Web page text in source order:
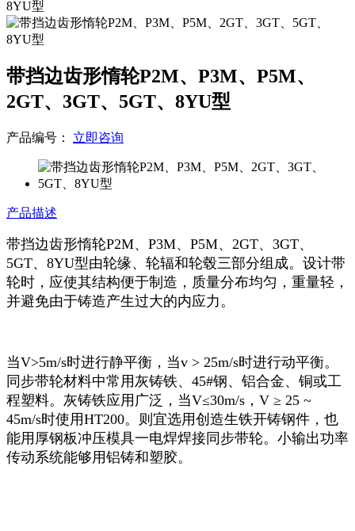
带挡边齿形惰轮P2M、P3M、P5M、
2GT、3GT、5GT、8YU型
产品编号： 立即咨询
产品描述
带挡边齿形惰轮P2M、P3M、P5M、2GT、3GT、
5GT、8YU型由轮缘、轮辐和轮毂三部分组成。设计带
轮时，应使其结构便于制造，质量分布均匀，重量轻，
并避免由于铸造产生过大的内应力。
当V>5m/s时进行静平衡，当v > 25m/s时进行动平衡。
同步带轮材料中常用灰铸铁、45#钢、铝合金、铜或工
程塑料。灰铸铁应用广泛，当V≤30m/s，V ≥ 25 ~
45m/s时使用HT200。则宜选用创造生铁开铸钢件，也
能用厚钢板冲压模具一电焊焊接同步带轮。小输出功率
传动系统能够用铝铸和塑胶。